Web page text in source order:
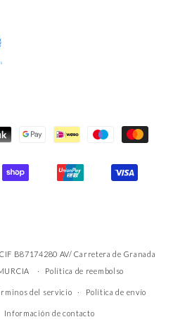
B87174280 AV/ Carretera de Granada
Política de reembolso
del servicio Política de envío
Información de contacto